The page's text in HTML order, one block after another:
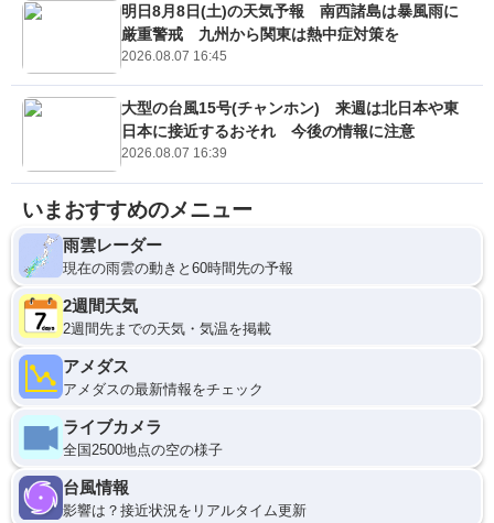
明日8月8日(土)の天気予報 南西諸島は暴風雨に
厳重警戒 九州から関東は熱中症対策を
2026.08.07 16:45
大型の台風15号(チャンホン) 来週は北日本や東
日本に接近するおそれ 今後の情報に注意
2026.08.07 16:39
いまおすすめのメニュー
雨雲レーダー
現在の雨雲の動きと60時間先の予報
2週間天気
2週間先までの天気・気温を掲載
アメダス
アメダスの最新情報をチェック
ライブカメラ
全国2500地点の空の様子
台風情報
影響は？接近状況をリアルタイム更新